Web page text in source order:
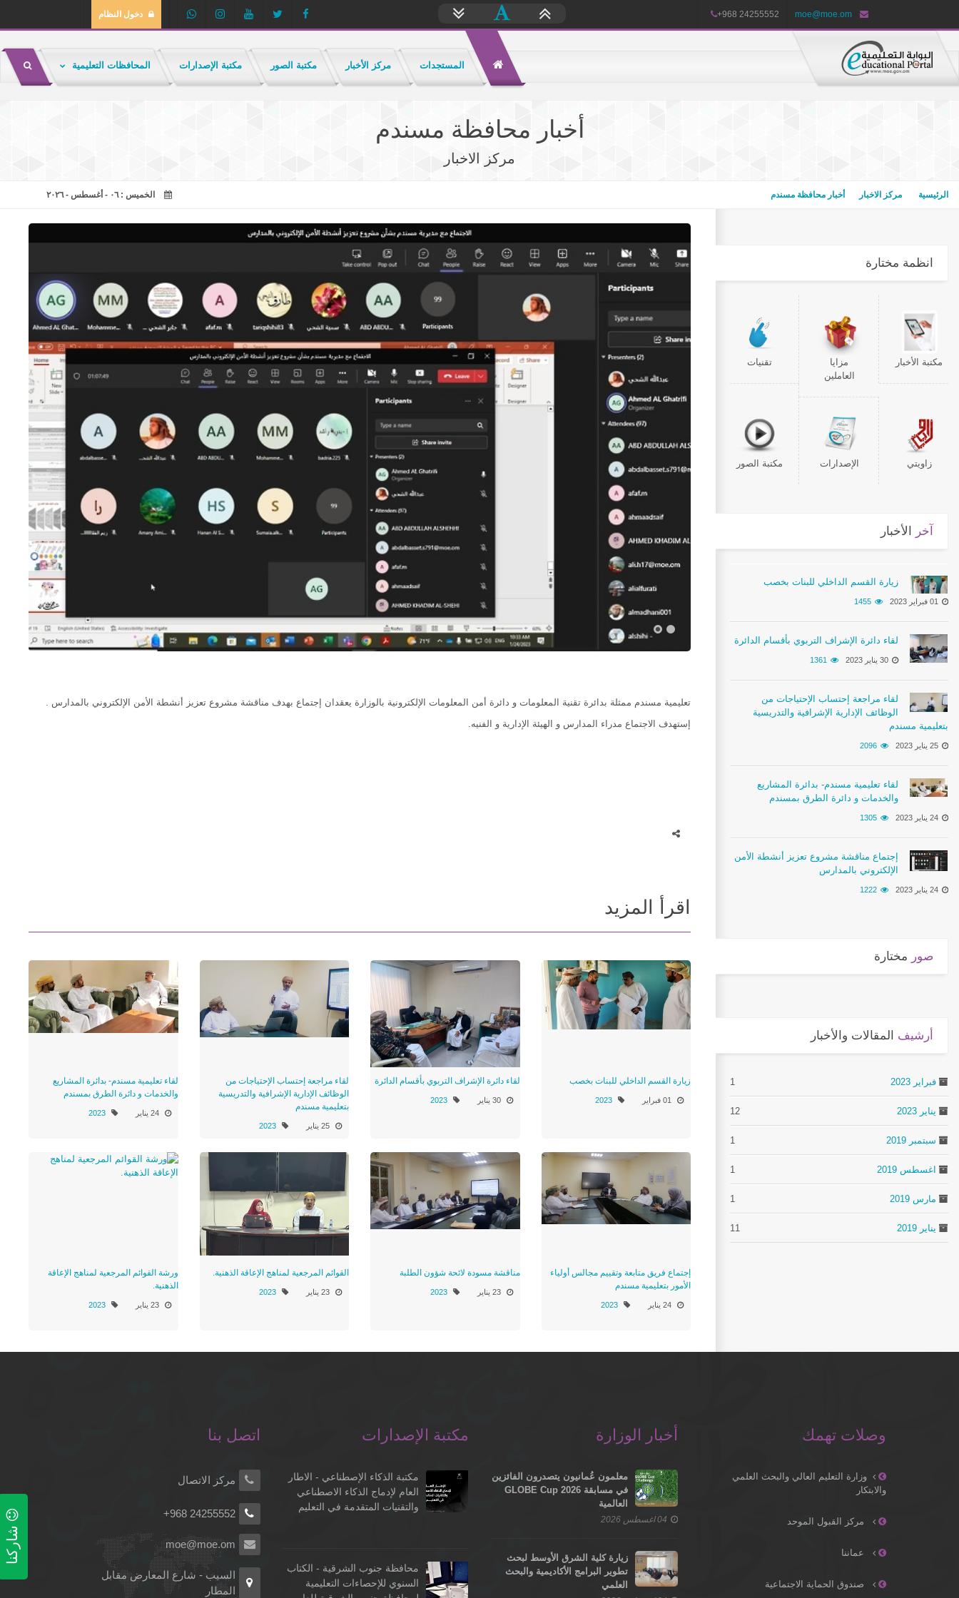
moe@moe.om
+968 24255552 دخول النظام
المستجدات مركز الأخبار مكتبة الصور مكتبة الإصدارات المحافظات التعليمية
أخبار محافظة مسندم
مركز الاخبار
الرئيسية مركز الاخبار أخبار محافظة مسندم الخميس : ٠٦ - أغسطس - ٢٠٢٦
تعليمية مسندم ممثلة بدائرة تقنية المعلومات و دائرة أمن المعلومات الإلكترونية بالوزارة يعقدان إجتماع بهدف مناقشة مشروع تعزيز أنشطة الأمن الإلكتروني بالمدارس .
إستهدف الاجتماع مدراء المدارس و الهيئة الإدارية و الفنيه.
اقرأ المزيد
زيارة القسم الداخلي للبنات بخصب
01 فبراير 2023
لقاء دائرة الإشراف التربوي بأقسام الدائرة
30 يناير 2023
لقاء مراجعة إحتساب الإحتياجات من
الوظائف الإدارية الإشرافية والتدريسية
بتعليمية مسندم
25 يناير 2023
لقاء تعليمية مسندم- بدائرة المشاريع
والخدمات و دائرة الطرق بمسندم
24 يناير 2023
إجتماع فريق متابعة وتقييم مجالس أولياء
الأمور بتعليمية مسندم
24 يناير 2023
مناقشة مسودة لائحة شؤون الطلبة
23 يناير 2023
القوائم المرجعية لمناهج الإعاقة الذهنية.
23 يناير 2023
ورشة القوائم المرجعية لمناهج الإعاقة
الذهنية.
23 يناير 2023
انظمة مختارة
مكتبة الأخبار
مزايا
العاملين
تقنيات
زاويتي الإصدارات مكتبة الصور
آخر الأخبار
زيارة القسم الداخلي للبنات بخصب
01 فبراير 2023 1455
لقاء دائرة الإشراف التربوي بأقسام الدائرة
30 يناير 2023 1361
لقاء مراجعة إحتساب الإحتياجات من
الوظائف الإدارية الإشرافية والتدريسية
بتعليمية مسندم
25 يناير 2023 2096
لقاء تعليمية مسندم- بدائرة المشاريع
والخدمات و دائرة الطرق بمسندم
24 يناير 2023 1305
إجتماع مناقشة مشروع تعزيز أنشطة الأمن
الإلكتروني بالمدارس
24 يناير 2023 1222
صور مختارة
أرشيف المقالات والأخبار
فبراير 2023 1
يناير 2023 12
سبتمبر 2019 1
اغسطس 2019 1
مارس 2019 1
يناير 2019 11
وصلات تهمك
وزارة التعليم العالي والبحث العلمي
والابتكار
مركز القبول الموحد
عماننا
صندوق الحماية الاجتماعية
أخبار الوزارة
معلمون عُمانيون يتصدرون الفائزين
في مسابقة GLOBE Cup 2026
العالمية
04 اغسطس 2026
زيارة كلية الشرق الأوسط لبحث
تطوير البرامج الأكاديمية والبحث
العلمي
مكتبة الإصدارات
مكتبة الذكاء الإصطناعي - الاطار
العام لإدماج الذكاء الاصطناعي
والتقنيات المتقدمة في التعليم
محافظة جنوب الشرقية - الكتاب
السنوي للإحصاءات التعليمية
اتصل بنا
مركز الاتصال
+968 24255552
moe@moe.om
السيب - شارع المعارض مقابل
المطار
شاركنا